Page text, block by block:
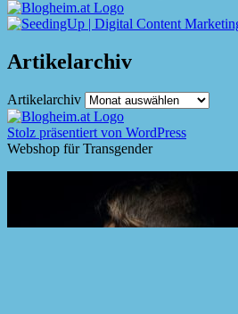
Artikelarchiv
Artikelarchiv
Stolz präsentiert von WordPress
Webshop für Transgender